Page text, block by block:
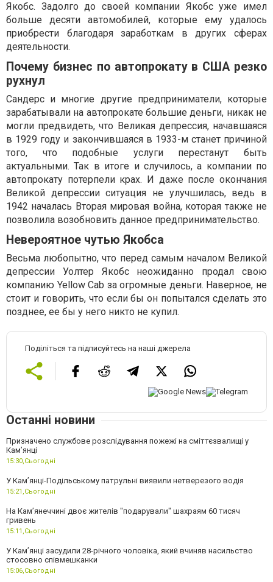
Якобс. Задолго до своей компании Якобс уже имел
больше десяти автомобилей, которые ему удалось
приобрести благодаря заработкам в других сферах
деятельности.
Почему бизнес по автопрокату в США резко
рухнул
Сандерс и многие другие предприниматели, которые
зарабатывали на автопрокате большие деньги, никак не
могли предвидеть, что Великая депрессия, начавшаяся
в 1929 году и закончившаяся в 1933-м станет причиной
того, что подобные услуги перестанут быть
актуальными. Так в итоге и случилось, а компании по
автопрокату потерпели крах. И даже после окончания
Великой депрессии ситуация не улучшилась, ведь в
1942 началась Вторая мировая война, которая также не
позволила возобновить данное предпринимательство.
Невероятное чутью Якобса
Весьма любопытно, что перед самым началом Великой
депрессии Уолтер Якобс неожиданно продал свою
компанию Yellow Cab за огромные деньги. Наверное, не
стоит и говорить, что если бы он попытался сделать это
позднее, ее бы у него никто не купил.
Поділіться та підписуйтесь на наші джерела
Останні новини
Призначено службове розслідування пожежі на сміттєзвалищі у
Кам’янці
15:30,Сьогодні
У Кам’янці-Подільському патрульні виявили нетверезого водія
15:21,Сьогодні
На Камʼянеччині двоє жителів "подарували" шахраям 60 тисяч
гривень
15:11,Сьогодні
У Камʼянці засудили 28-річного чоловіка, який вчиняв насильство
стосовно співмешканки
15:06,Сьогодні